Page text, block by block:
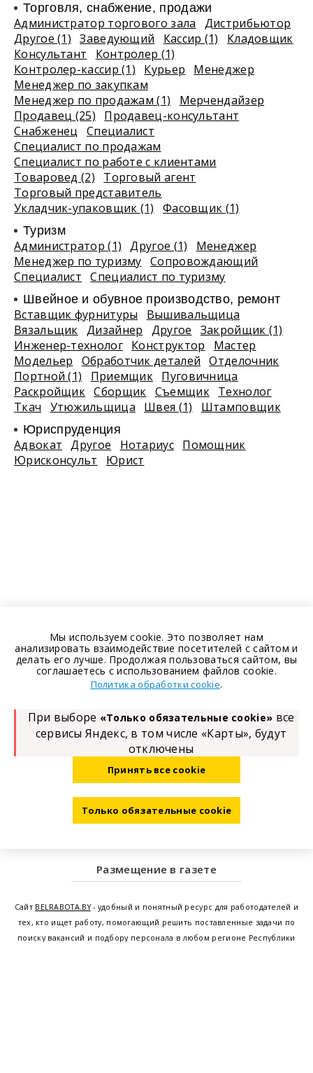
Торговля, снабжение, продажи
Администратор торгового зала
Дистрибьютор
Другое (1)
Заведующий Кассир (1)
Кладовщик
Консультант
Контролер (1)
Контролер-кассир (1)
Курьер
Менеджер
Менеджер по закупкам
Менеджер по продажам (1)
Мерчендайзер
Продавец (25)
Продавец-консультант
Снабженец
Специалист
Специалист по продажам
Специалист по работе с клиентами
Товаровед (2)
Торговый агент
Торговый представитель
Укладчик-упаковщик (1)
Фасовщик (1)
Туризм
Администратор (1) Другое (1)
Менеджер
Менеджер по туризму Сопровождающий
Специалист
Специалист по туризму
Швейное и обувное производство, ремонт
Вставщик фурнитуры
Вышивальщица
Вязальщик Дизайнер Другое
Закройщик (1)
Инженер-технолог Конструктор
Мастер
Модельер
Обработчик деталей
Отделочник
Портной (1)
Приемщик Пуговичница
Раскройщик Сборщик Съемщик Технолог
Ткач
Утюжильщица Швея (1) Штамповщик
Юриспруденция
Адвокат Другое Нотариус Помощник
Юрисконсульт
Юрист
Размещение в газете
Сайт BELRABOTA.BY- удобный и понятный ресурс для работодателей и
тех, кто ищет работу, помогающий решить поставленные задачи по
поиску вакансий и подбору персонала в любом регионе Республики
Мы используем cookie. Это позволяет нам
анализировать взаимодействие посетителей с сайтом и
делать его лучше. Продолжая пользоваться сайтом, вы
соглашаетесь с использованием файлов cookie.
Политика обработки cookie.
При выборе «Только обязательные cookie» все
сервисы Яндекс, в том числе «Карты», будут
отключены
Принять все cookie
Только обязательные cookie